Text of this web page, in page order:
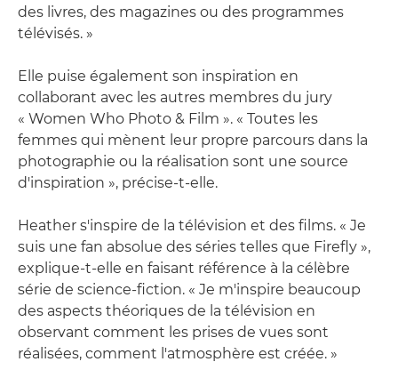
des livres, des magazines ou des programmes
télévisés. »
Elle puise également son inspiration en
collaborant avec les autres membres du jury
« Women Who Photo & Film ». « Toutes les
femmes qui mènent leur propre parcours dans la
photographie ou la réalisation sont une source
d'inspiration », précise-t-elle.
Heather s'inspire de la télévision et des films. « Je
suis une fan absolue des séries telles que Firefly »,
explique-t-elle en faisant référence à la célèbre
série de science-fiction. « Je m'inspire beaucoup
des aspects théoriques de la télévision en
observant comment les prises de vues sont
réalisées, comment l'atmosphère est créée. »